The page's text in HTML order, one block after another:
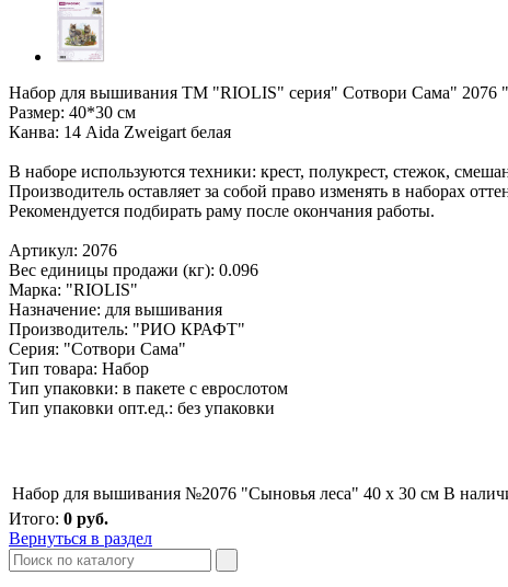
Набор для вышивания ТМ "RIOLIS" серия" Сотвори Сама" 2076
Размер: 40*30 см
Канва: 14 Aida Zweigart белая
В наборе используются техники: крест, полукрест, стежок,
Производитель оставляет за собой право изменять в наборах
Рекомендуется подбирать раму после окончания работы.
Артикул: 2076
Вес единицы продажи (кг): 0.096
Марка: "RIOLIS"
Назначение: для вышивания
Производитель: "РИО КРАФТ"
Серия: "Сотвори Сама"
Тип товара: Набор
Тип упаковки: в пакете с еврослотом
Тип упаковки опт.ед.: без упаковки
Набор для вышивания №2076 "Сыновья леса" 40 х 30 см В
Итого: 0 руб.
Вернуться в раздел